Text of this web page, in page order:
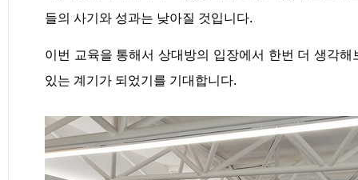
들의 사기와 성과는 낮아질 것입니다.
이번 교육을 통해서 상대방의 입장에서 한번 더 생각
있는 계기가 되었기를 기대합니다.